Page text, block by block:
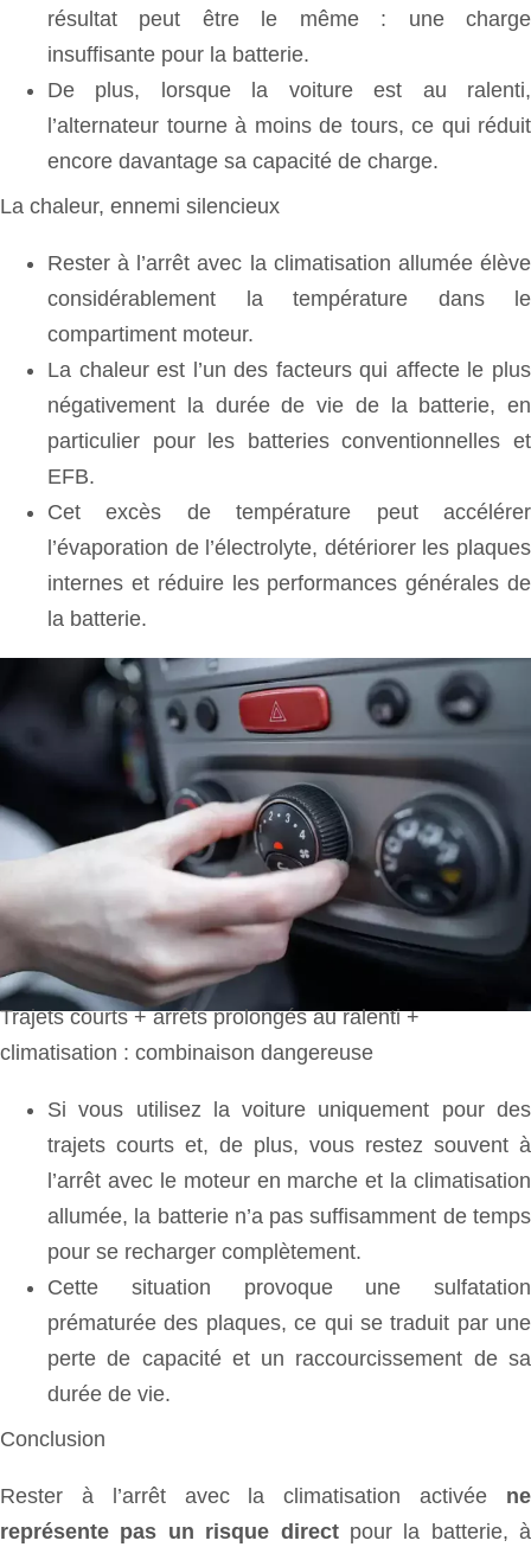
résultat peut être le même : une charge
insuffisante pour la batterie.
De plus, lorsque la voiture est au ralenti,
l’alternateur tourne à moins de tours, ce qui réduit
encore davantage sa capacité de charge.
La chaleur, ennemi silencieux
Rester à l’arrêt avec la climatisation allumée élève
considérablement la température dans le
compartiment moteur.
La chaleur est l’un des facteurs qui affecte le plus
négativement la durée de vie de la batterie, en
particulier pour les batteries conventionnelles et
EFB.
Cet excès de température peut accélérer
l’évaporation de l’électrolyte, détériorer les plaques
internes et réduire les performances générales de
la batterie.
Trajets courts + arrêts prolongés au ralenti +
climatisation : combinaison dangereuse
Si vous utilisez la voiture uniquement pour des
trajets courts et, de plus, vous restez souvent à
l’arrêt avec le moteur en marche et la climatisation
allumée, la batterie n’a pas suffisamment de temps
pour se recharger complètement.
Cette situation provoque une sulfatation
prématurée des plaques, ce qui se traduit par une
perte de capacité et un raccourcissement de sa
durée de vie.
Conclusion
Rester à l’arrêt avec la climatisation activée ne
représente pas un risque directpour la batterie, à